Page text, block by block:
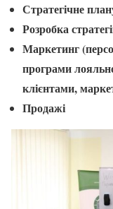
Стратегічне
Розробка
Маркетинг
програми
клієнтами,
Продажі